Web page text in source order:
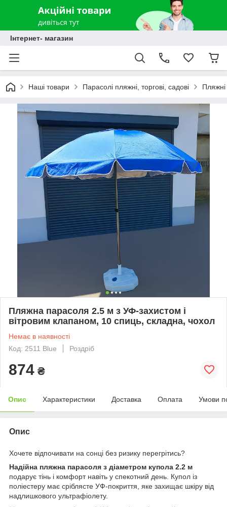
Інтернет- магазин
Наші товари Парасолі пляжні, торгові, садові Пляжні
Пляжна парасоля 2.5 м з УФ-захистом і
вітровим клапаном, 10 спиць, складна, чохол
Немає в наявності
Код: 2511 Blue
Роздріб
874 ₴
Опис Характеристики Доставка Оплата Умови
Опис
Хочете відпочивати на сонці без ризику перегрітись?
Надійна пляжна парасоля з діаметром купола 2.2 м
подарує тінь і комфорт навіть у спекотний день. Купол із
поліестеру має сріблясте УФ-покриття, яке захищає шкіру від
надлишкового ультрафіолету.